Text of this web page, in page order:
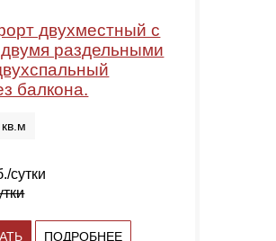
двухместный с
раздельными
балкона.
сутки
ПОДРОБНЕЕ